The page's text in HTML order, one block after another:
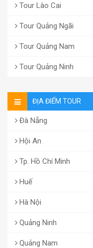
Tour Lào Cai
Tour Quảng Ngãi
Tour Quảng Nam
Tour Quảng Ninh
ĐỊA ĐIỂM TOUR
Đà Nẵng
Hội An
Tp. Hồ Chí Minh
Huế
Hà Nội
Quảng Ninh
Quảng Nam